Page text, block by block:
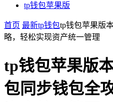
tp钱包苹果版
首页 最新tp钱包tp钱包苹果版
略，轻松实现资产统一管理
tp钱包苹果版
包同步钱包全